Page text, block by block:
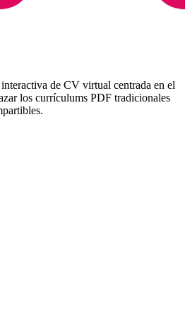
de CV virtual centrada en el
los currículums PDF tradicionales